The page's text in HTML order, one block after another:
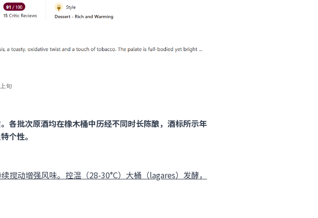
旬
各批次原酒均在橡木桶中历经不同时长陈酿，酒标所示年
个性。
动增强风味。控温（28-30°C）大桶（lagares）发酵，